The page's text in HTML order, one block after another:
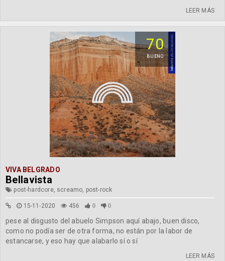
LEER MÁS
70
BUENO
VIVA BELGRADO
Bellavista
post-hardcore, screamo, post-rock
15-11-2020 456 0 0
pese al disgusto del abuelo Simpson aquí abajo, buen disco,
como no podía ser de otra forma, no están por la labor de
estancarse, y eso hay que alabarlo sí o sí
LEER MÁS